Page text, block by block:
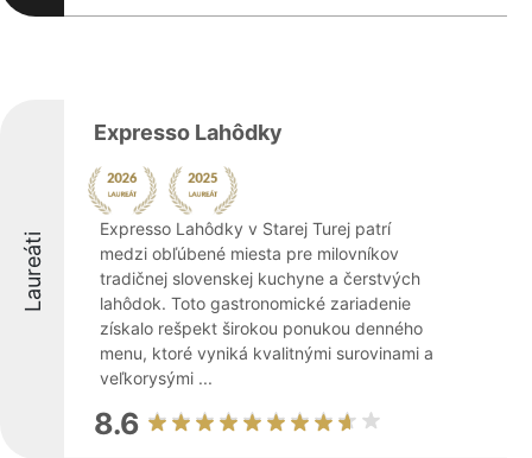
Laureáti
Expresso Lahôdky
Expresso Lahôdky v Starej Turej patrí
medzi obľúbené miesta pre milovníkov
tradičnej slovenskej kuchyne a čerstvých
lahôdok. Toto gastronomické zariadenie
získalo rešpekt širokou ponukou denného
menu, ktoré vyniká kvalitnými surovinami a
veľkorysými ...
8.6